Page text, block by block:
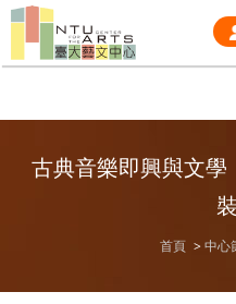
古典音樂即興與文
首頁 中心